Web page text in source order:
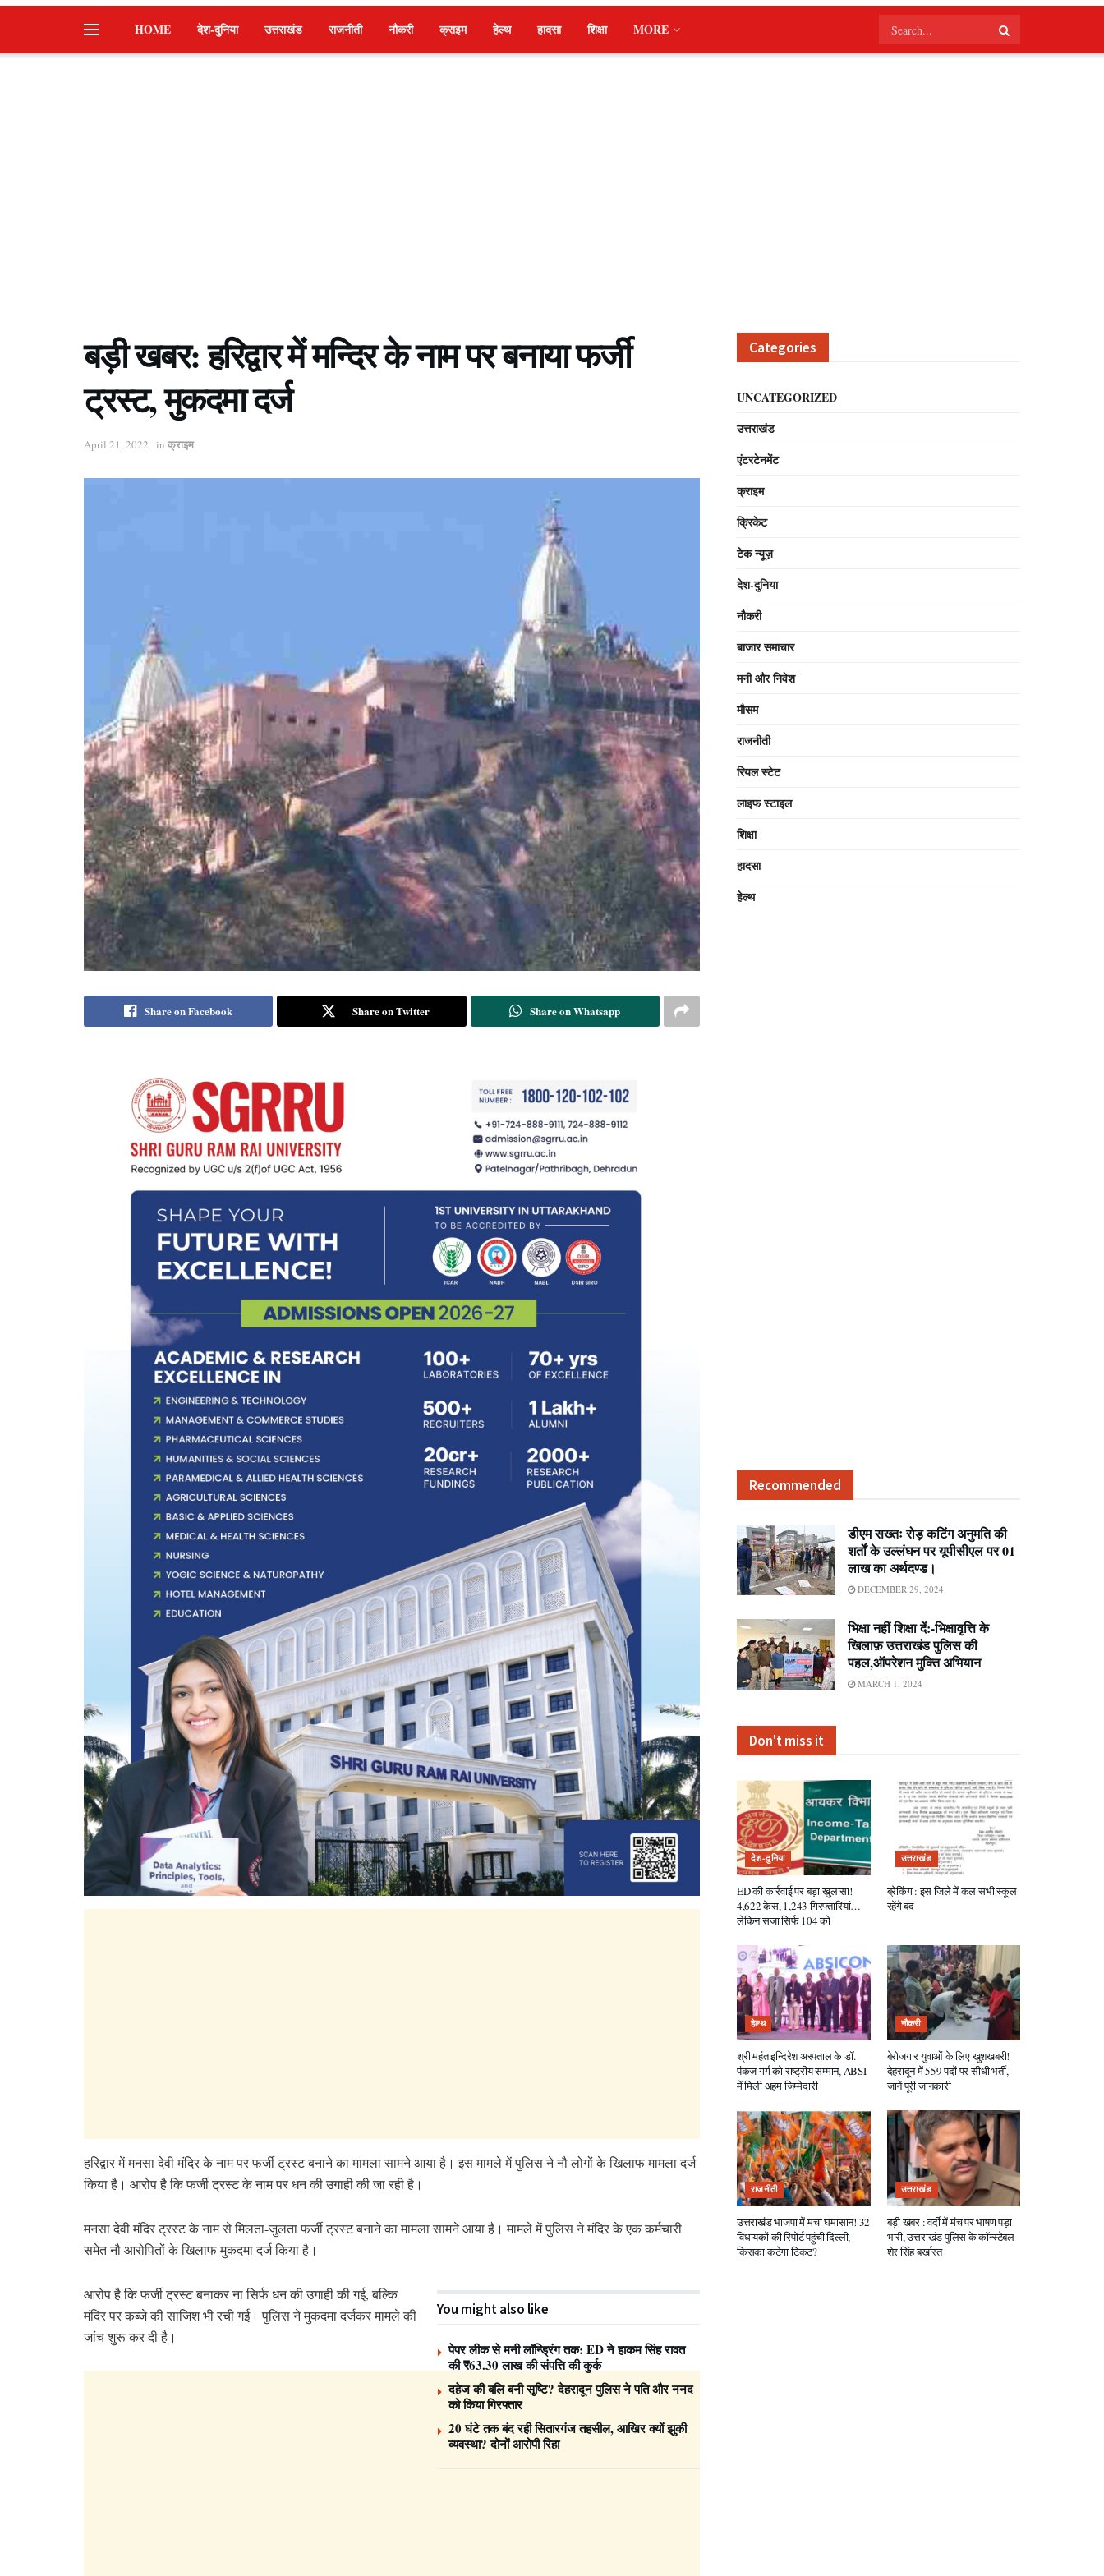
HOME देश-दुनिया उत्तराखंड राजनीती नौकरी क्राइम हेल्थ हादसा शिक्षा MORE
बड़ी खबर: हरिद्वार में मन्दिर के नाम पर बनाया फर्जी
ट्रस्ट, मुकदमा दर्ज
April 21, 2022 in क्राइम
Share on Facebook Share on Twitter Share on Whatsapp
हरिद्वार में मनसा देवी मंदिर के नाम पर फर्जी ट्रस्‍ट बनाने का मामला सामने आया है। इस मामले में पुलिस ने नौ लोगों के खिलाफ मामला दर्ज
किया है। आरोप है कि फर्जी ट्रस्‍ट के नाम पर धन की उगाही की जा रही है।
मनसा देवी मंदिर ट्रस्ट के नाम से मिलता-जुलता फर्जी ट्रस्ट बनाने का मामला सामने आया है। मामले में पुलिस ने मंदिर के एक कर्मचारी
समेत नौ आरोपितों के खिलाफ मुकदमा दर्ज किया है।
You might also like
पेपर लीक से मनी लॉन्ड्रिंग तक: ED ने हाकम सिंह रावत
की ₹63.30 लाख की संपत्ति की कुर्क
दहेज की बलि बनी सृष्टि? देहरादून पुलिस ने पति और ननद
को किया गिरफ्तार
20 घंटे तक बंद रही सितारगंज तहसील, आखिर क्यों झुकी
व्यवस्था? दोनों आरोपी रिहा
आरोप है कि फर्जी ट्रस्ट बनाकर ना सिर्फ धन की उगाही की गई, बल्कि
मंदिर पर कब्जे की साजिश भी रची गई। पुलिस ने मुकदमा दर्जकर मामले की
जांच शुरू कर दी है।
Categories
UNCATEGORIZED
उत्तराखंड
एंटरटेनमेंट
क्राइम
क्रिकेट
टेक न्यूज़
देश-दुनिया
नौकरी
बाजार समाचार
मनी और निवेश
मौसम
राजनीती
रियल स्टेट
लाइफ स्टाइल
शिक्षा
हादसा
हेल्थ
Recommended
डीएम सख्तः रोड़ कटिंग अनुमति की
शर्तों के उल्लंघन पर यूपीसीएल पर 01
लाख का अर्थदण्ड।
DECEMBER 29, 2024
भिक्षा नहीं शिक्षा दें:-भिक्षावृत्ति के
खिलाफ़ उत्तराखंड पुलिस की
पहल,ऑपरेशन मुक्ति अभियान
MARCH 1, 2024
Don't miss it
देश-दुनिया
ED की कार्रवाई पर बड़ा खुलासा!
4,622 केस, 1,243 गिरफ्तारियां…
लेकिन सजा सिर्फ 104 को
उत्तराखंड
ब्रेकिंग : इस जिले में कल सभी स्कूल
रहेंगे बंद
हेल्थ
श्री महंत इन्दिरेश अस्पताल के डॉ.
पंकज गर्ग को राष्ट्रीय सम्मान, ABSI
में मिली अहम जिम्मेदारी
नौकरी
बेरोजगार युवाओं के लिए खुशखबरी!
देहरादून में 559 पदों पर सीधी भर्ती,
जानें पूरी जानकारी
राजनीती
उत्तराखंड भाजपा में मचा घमासान! 32
विधायकों की रिपोर्ट पहुंची दिल्ली,
किसका कटेगा टिकट?
उत्तराखंड
बड़ी खबर : वर्दी में मंच पर भाषण पड़ा
भारी, उत्तराखंड पुलिस के कॉन्स्टेबल
शेर सिंह बर्खास्त